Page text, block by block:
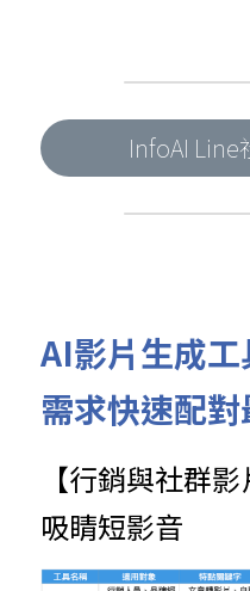
InfoAI
AI影片生成
需求快速配
【行銷與社群
吸睛短影音